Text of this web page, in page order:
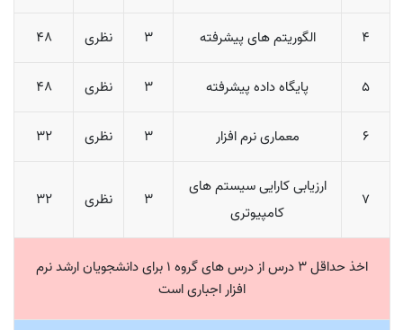
4 الگوریتم های پیشرفته 3 نظری 48
5 پایگاه داده پیشرفته 3 نظری 48
6 معماری نرم افزار 3 نظری 32
7
ارزیابی کارایی سیستم های
کامپیوتری
3 نظری 32
اخذ حداقل 3 درس از درس های گروه 1 برای دانشجویان ارشد نرم
افزار اجباری است